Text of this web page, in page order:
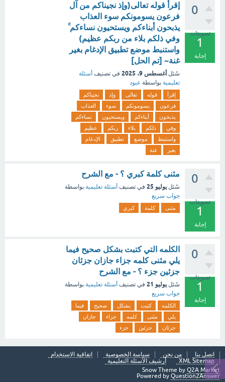
0
تصويتات
1
إجابة
إقرأ قوله تعالى(وإذ نجيناكم من آل
فرعون يسومونكم سوء العذاب
يذبحون أبناءكم ويستحيون نساءكم ۚ
وفي ذلكم بلاء من ربكم عظيم)
واستنبط موضع تطبيق الإدغام بغير
غنة~ [تم الحل]
سُئل أغسطس 9، 2025 في تصنيف أسئلة
تعليمية بواسطة عبود
إقرأ قوله تعالى وإذ
نجيناكم
فرعون
يسومونكم سوء
العذاب
يذبحون
أبناءكم ويستحيون
نساءكم
وفي
ذلكم بلاء ربكم
عظيم
واستنبط
موضع تطبيق
الإدغام
بغير
غنة
0
تصويتات
1
إجابة
مثنى كلمة كبري ؟ - مع الشرح
سُئل يوليو 25 في تصنيف أسئلة تعليمية بواسطة
جواب سريع
مثنى كلمة كبري
0
تصويتات
1
إجابة
الكلمه التي كتبت بشكل صحيح فيما
يلي مثنى كلمه جزاء جازان جزئان
جزئين جزء ؟ - مع الشرح
سُئل يوليو 21 في تصنيف أسئلة تعليمية بواسطة
جواب سريع
الكلمه كتبت بشكل صحيح
فيما
يلي
مثنى كلمه جزاء
جازان
جزئان
جزئين جزء
اتصل بنا من نحن سياسة الخصوصية
اتفاقية الاستخدام
XML Sitemap
أرشيف الأسئلة التعليمية
Snow Theme by Q2A Market
Powered by Question2Answer